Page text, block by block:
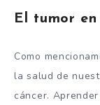
El tumor
Como
la salud de
cáncer.